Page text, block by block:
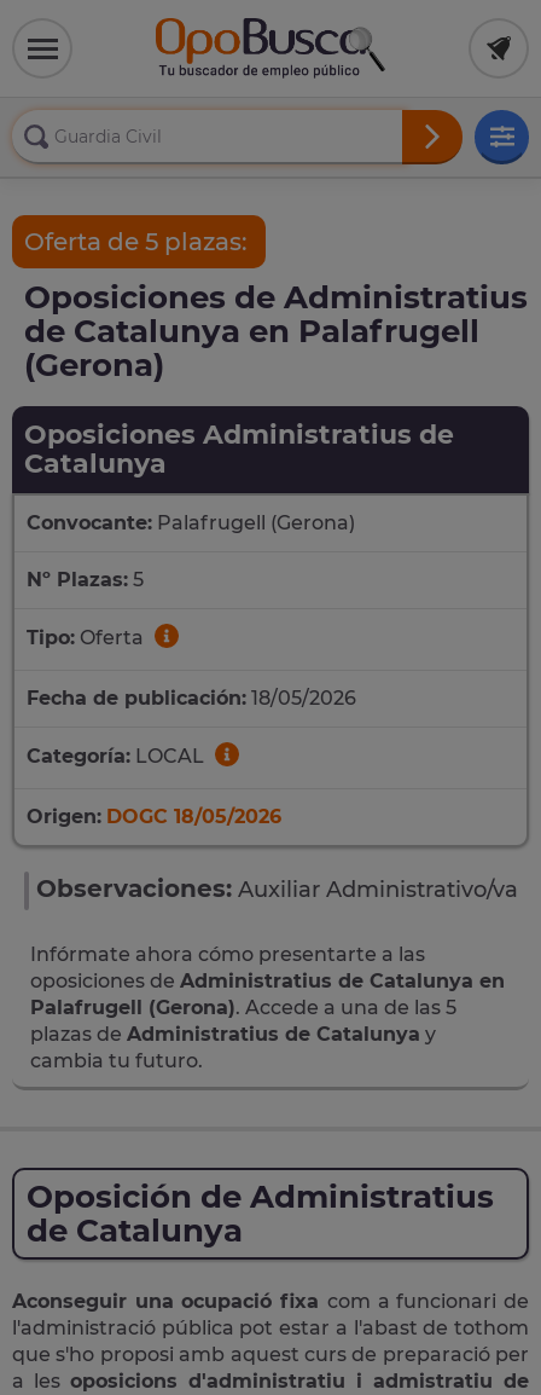
Oferta de 5 plazas:
Oposiciones de Administratius
de Catalunya en Palafrugell
(Gerona)
Oposiciones Administratius de
Catalunya
Convocante: Palafrugell (Gerona)
Nº Plazas: 5
Tipo: Oferta
Fecha de publicación: 18/05/2026
Categoría: LOCAL
Origen: DOGC 18/05/2026
Observaciones: Auxiliar Administrativo/va
Infórmate ahora cómo presentarte a las
oposiciones de Administratius de Catalunya en
Palafrugell (Gerona). Accede a una de las 5
plazas de Administratius de Catalunya y
cambia tu futuro.
Oposición de Administratius
de Catalunya
Aconseguir una ocupació fixa com a funcionari de
l'administració pública pot estar a l'abast de tothom
que s'ho proposi amb aquest curs de preparació per
a les oposicions d'administratiu i admistratiu de